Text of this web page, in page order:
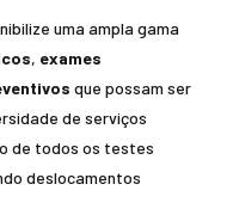
uma ampla gama
, exames
que possam ser
de serviços
de todos os testes
deslocamentos